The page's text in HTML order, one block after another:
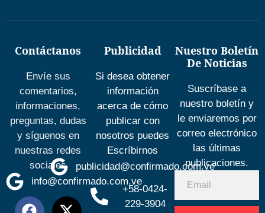
Contáctanos
Envíe sus
comentarios,
informaciones,
preguntas, dudas
y síguenos en
nuestras redes
sociales
info@confirmado.com.ve
Publicidad
Si desea obtener
información
acerca de cómo
publicar con
nosotros puedes
Escríbirnos
publicidad@confirmado.com.ve
+58-0424-
229-3904
Nuestro Boletín
De Noticias
Suscríbase a
nuestro boletín y
le enviaremos por
correo electrónico
las últimas
publicaciones.